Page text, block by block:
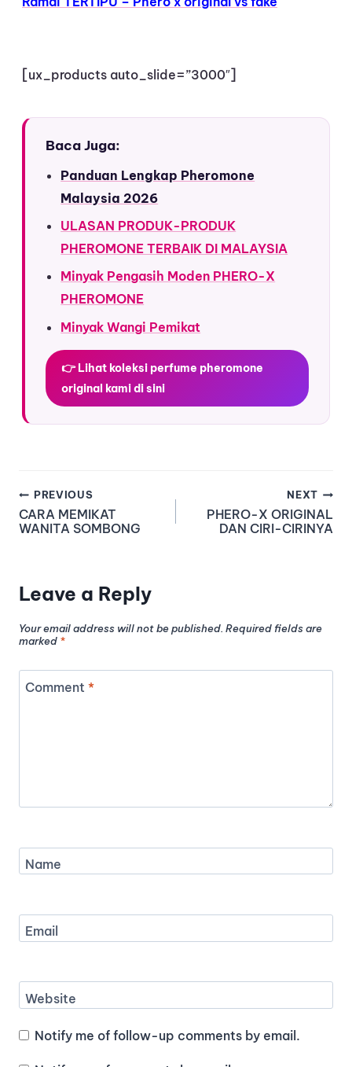
[ux_products auto_slide=”3000″]
Baca Juga:
Panduan Lengkap Pheromone
Malaysia 2026
ULASAN PRODUK-PRODUK
PHEROMONE TERBAIK DI MALAYSIA
Minyak Pengasih Moden PHERO-X
PHEROMONE
Minyak Wangi Pemikat
👉 Lihat koleksi perfume pheromone
original kami di sini
PREVIOUS
CARA MEMIKAT
WANITA SOMBONG
NEXT
PHERO-X ORIGINAL
DAN CIRI-CIRINYA
Leave a Reply
Your email address will not be published. Required fields are
marked *
Comment *
Name
Email
Website
Notify me of follow-up comments by email.